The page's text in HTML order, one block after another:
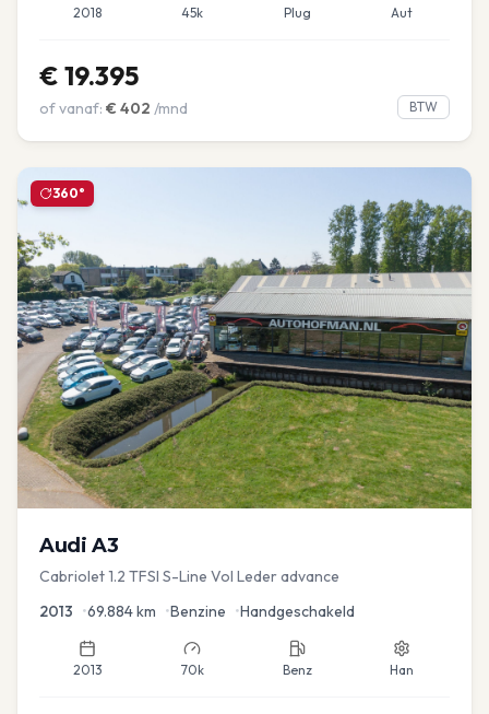
2018 45k Plug Aut
€ 19.395
of vanaf: € 402 /mnd BTW
360°
Audi A3
Cabriolet 1.2 TFSI S-Line Vol Leder advance
2013 •69.884km •Benzine •Handgeschakeld
2013 70k Benz Han